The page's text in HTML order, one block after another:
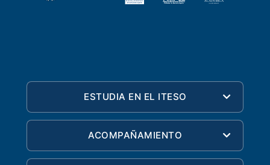
ESTUDIA EN EL ITESO
ACOMPAÑAMIENTO